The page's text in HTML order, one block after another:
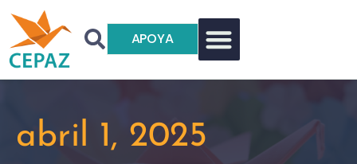
APOYA
abril 1, 2025